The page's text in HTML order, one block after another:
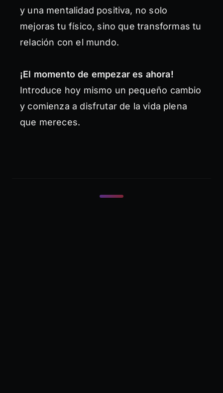
y una mentalidad positiva, no solo
mejoras tu físico, sino que transformas tu
relación con el mundo.
¡El momento de empezar es ahora!
Introduce hoy mismo un pequeño cambio
y comienza a disfrutar de la vida plena
que mereces.